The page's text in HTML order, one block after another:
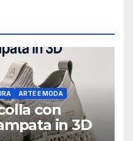
ARTE E MODA
con
in 3D